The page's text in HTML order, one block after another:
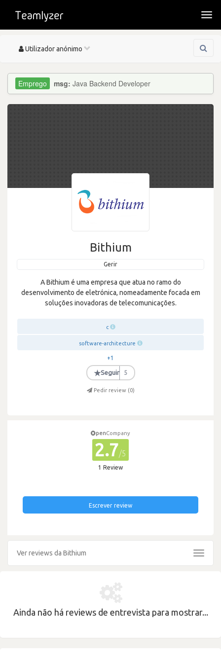
Toggle
Utilizador anónimo
msg: Java Backend Developer
Bithium
Gerir
A Bithium é uma empresa que atua no ramo do
desenvolvimento de eletrónica, nomeadamente focada em
soluções inovadoras de telecomunicações.
c
software-architecture
+1
★Seguir 5
Pedir review (0)
penCompany
2.7/5
1 Review
Escrever review
Ver reviews da Bithium
Toggle
Ainda não há reviews de entrevista para mostrar...